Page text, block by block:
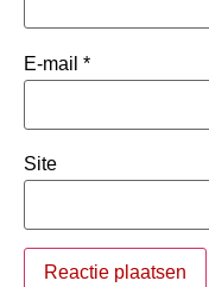
E-mail *
Site